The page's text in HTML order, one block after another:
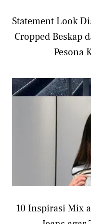
Statement Look
Cropped Beskap
Pesona
10 Inspirasi Mix